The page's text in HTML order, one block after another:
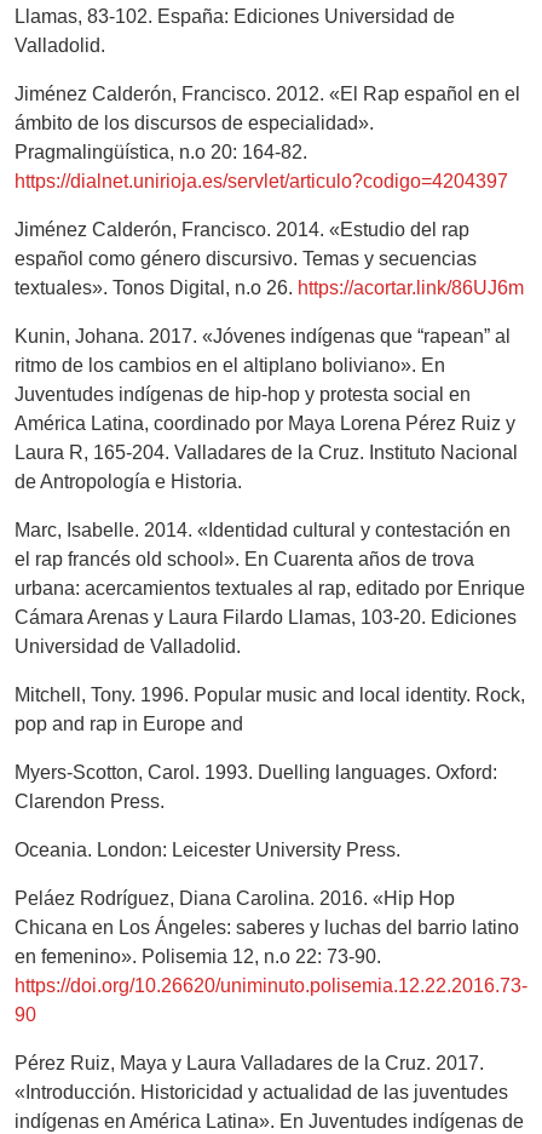
Llamas, 83-102. España: Ediciones Universidad de
Valladolid.
Jiménez Calderón, Francisco. 2012. «El Rap español en el
ámbito de los discursos de especialidad».
Pragmalingüística, n.o 20: 164-82.
https://dialnet.unirioja.es/servlet/articulo?codigo=4204397
Jiménez Calderón, Francisco. 2014. «Estudio del rap
español como género discursivo. Temas y secuencias
textuales». Tonos Digital, n.o 26. https://acortar.link/86UJ6m
Kunin, Johana. 2017. «Jóvenes indígenas que “rapean” al
ritmo de los cambios en el altiplano boliviano». En
Juventudes indígenas de hip-hop y protesta social en
América Latina, coordinado por Maya Lorena Pérez Ruiz y
Laura R, 165-204. Valladares de la Cruz. Instituto Nacional
de Antropología e Historia.
Marc, Isabelle. 2014. «Identidad cultural y contestación en
el rap francés old school». En Cuarenta años de trova
urbana: acercamientos textuales al rap, editado por Enrique
Cámara Arenas y Laura Filardo Llamas, 103-20. Ediciones
Universidad de Valladolid.
Mitchell, Tony. 1996. Popular music and local identity. Rock,
pop and rap in Europe and
Myers-Scotton, Carol. 1993. Duelling languages. Oxford:
Clarendon Press.
Oceania. London: Leicester University Press.
Peláez Rodríguez, Diana Carolina. 2016. «Hip Hop
Chicana en Los Ángeles: saberes y luchas del barrio latino
en femenino». Polisemia 12, n.o 22: 73-90.
https://doi.org/10.26620/uniminuto.polisemia.12.22.2016.73-
90
Pérez Ruiz, Maya y Laura Valladares de la Cruz. 2017.
«Introducción. Historicidad y actualidad de las juventudes
indígenas en América Latina». En Juventudes indígenas de